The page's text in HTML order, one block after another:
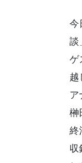
今
談
ゲ
越
ア
榊
終
収